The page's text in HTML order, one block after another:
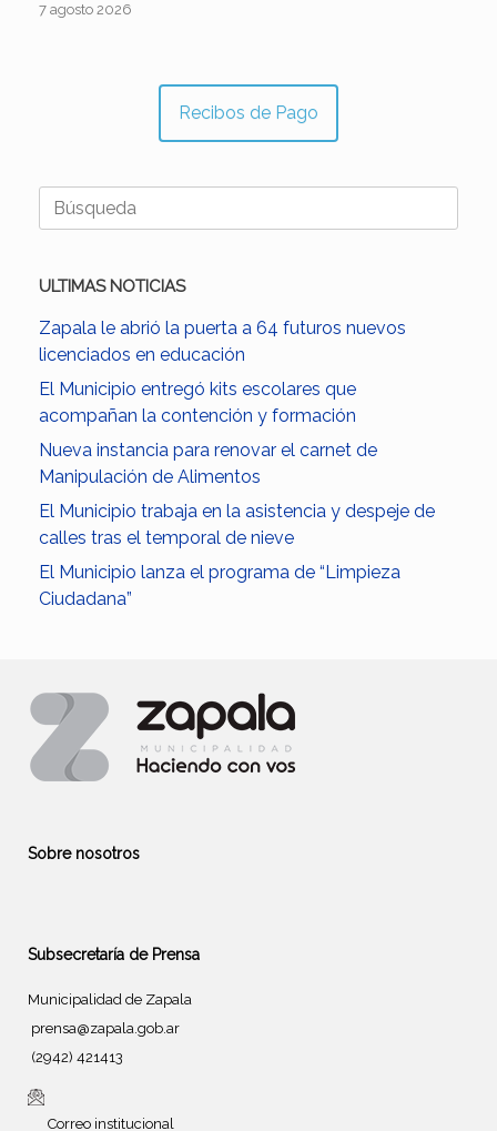
7 agosto 2026
Recibos de Pago
Buscar:
ULTIMAS NOTICIAS
Zapala le abrió la puerta a 64 futuros nuevos
licenciados en educación
El Municipio entregó kits escolares que
acompañan la contención y formación
Nueva instancia para renovar el carnet de
Manipulación de Alimentos
El Municipio trabaja en la asistencia y despeje de
calles tras el temporal de nieve
El Municipio lanza el programa de “Limpieza
Ciudadana”
Sobre nosotros
Subsecretaría de Prensa
Municipalidad de Zapala
prensa@zapala.gob.ar
(2942) 421413
Correo institucional